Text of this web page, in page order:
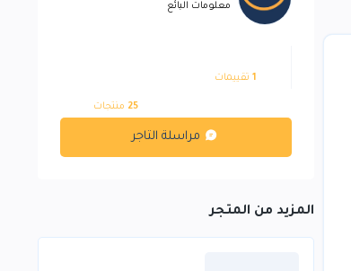
معلومات البائع
1تقييمات
25 منتجات
مراسلة التاجر
المزيد من المتجر